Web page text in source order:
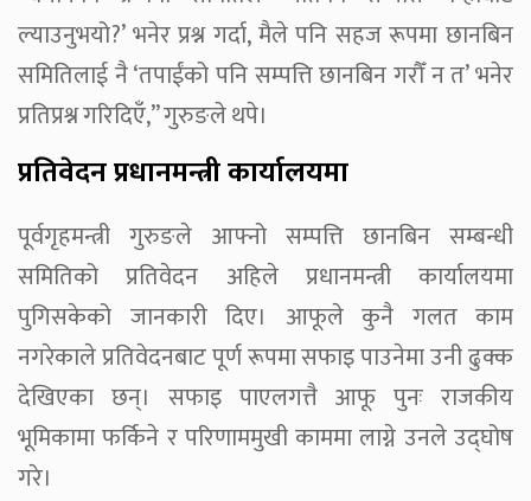
ल्याउनुभयो?’ भनेर प्रश्न गर्दा, मैले पनि सहज रूपमा छानबिन
समितिलाई नै ‘तपाईंको पनि सम्पत्ति छानबिन गरौँ न त’ भनेर
प्रतिप्रश्न गरिदिएँ,” गुरुङले थपे।
प्रतिवेदन प्रधानमन्त्री कार्यालयमा
पूर्वगृहमन्त्री गुरुङले आफ्नो सम्पत्ति छानबिन सम्बन्धी
समितिको प्रतिवेदन अहिले प्रधानमन्त्री कार्यालयमा
पुगिसकेको जानकारी दिए। आफूले कुनै गलत काम
नगरेकाले प्रतिवेदनबाट पूर्ण रूपमा सफाइ पाउनेमा उनी ढुक्क
देखिएका छन्। सफाइ पाएलगत्तै आफू पुनः राजकीय
भूमिकामा फर्किने र परिणाममुखी काममा लाग्ने उनले उद्घोष
गरे।